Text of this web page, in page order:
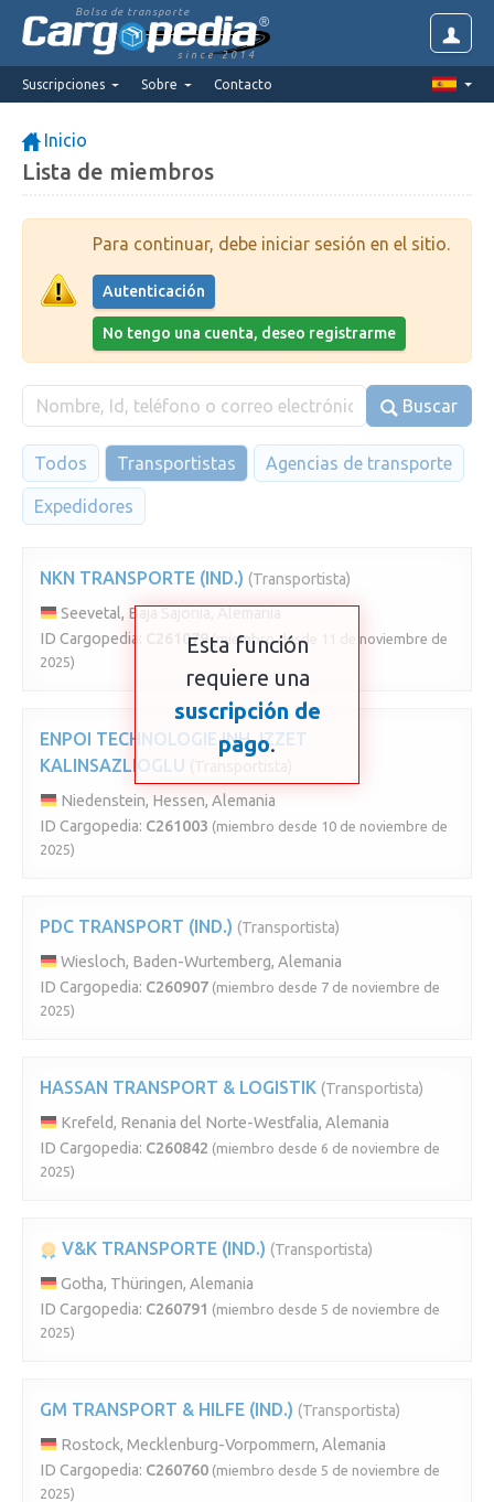
Bolsa de transporte
since 2014
Suscripciones Sobre Contacto
Inicio
Lista de miembros
Para continuar, debe iniciar sesión en el sitio.
Autenticación
No tengo una cuenta, deseo registrarme
Buscar
Todos Transportistas Agencias de transporte
Expedidores
NKN TRANSPORTE (IND.) (Transportista)
Seevetal, Baja Sajonia, Alemania
ID Cargopedia:
C261079 (miembro desde 11 de noviembre de
2025)
ENPOI TECHNOLOGIE INH. IZZET
KALINSAZLIOGLU
Niedenstein, Hessen, Alemania
ID Cargopedia: C261003 (miembro desde 10 de noviembre de
2025)
PDC TRANSPORT (IND.) (Transportista)
Wiesloch, Baden-Wurtemberg, Alemania
ID Cargopedia: C260907 (miembro desde 7 de noviembre de
2025)
HASSAN TRANSPORT & LOGISTIK (Transportista)
Krefeld, Renania del Norte-Westfalia, Alemania
ID Cargopedia: C260842 (miembro desde 6 de noviembre de
2025)
V&K TRANSPORTE (IND.) (Transportista)
Gotha, Thüringen, Alemania
ID Cargopedia: C260791 (miembro desde 5 de noviembre de
2025)
GM TRANSPORT & HILFE (IND.) (Transportista)
Rostock, Mecklenburg-Vorpommern, Alemania
ID Cargopedia: C260760 (miembro desde 5 de noviembre de
2025)
Esta función
requiere una
suscripción de
pago.